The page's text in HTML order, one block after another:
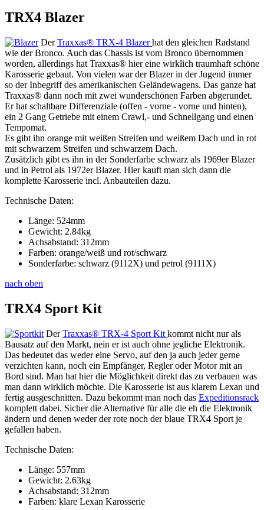
TRX4 Blazer
DerTraxxas® TRX-4 Blazerhat den gleichen Radstand
wie der Bronco. Auch das Chassis ist vom Bronco übernommen
worden, allerdings hat Traxxas® hier eine wirklich traumhaft schöne
Karosserie gebaut. Von vielen war der Blazer in der Jugend immer
so der Inbegriff des amerikanischen Geländewagens. Das ganze hat
Traxxas® dann noch mit zwei wunderschönen Farben abgerundet.
Er hat schaltbare Differenziale (offen - vorne - vorne und hinten),
ein 2 Gang Getriebe mit einem Crawl,- und Schnellgang und einen
Tempomat.
Es gibt ihn orange mit weißen Streifen und weißem Dach und in rot
mit schwarzem Streifen und schwarzem Dach.
Zusätzlich gibt es ihn in der Sonderfarbe schwarz als 1969er Blazer
und in Petrol als 1972er Blazer. Hier kauft man sich dann die
komplette Karosserie incl. Anbauteilen dazu.
Technische Daten:
Länge: 524mm
Gewicht: 2.84kg
Achsabstand: 312mm
Farben: orange/weiß und rot/schwarz
Sonderfarbe: schwarz (9112X) und petrol (9111X)
nach oben
TRX4 Sport Kit
DerTraxxas® TRX-4 Sport Kit kommt nicht nur als
Bausatz auf den Markt, nein er ist auch ohne jegliche Elektronik.
Das bedeutet das weder eine Servo, auf den ja auch jeder gerne
verzichten kann, noch ein Empfänger, Regler oder Motor mit an
Bord sind. Man hat hier die Möglichkeit direkt das zu verbauen was
man dann wirklich möchte. Die Karosserie ist aus klarem Lexan und
fertig ausgeschnitten. Dazu bekommt man noch das Expeditionsrack
komplett dabei. Sicher die Alternative für alle die eh die Elektronik
ändern und denen weder der rote noch der blaue TRX4 Sport je
gefallen haben.
Technische Daten:
Länge: 557mm
Gewicht: 2.63kg
Achsabstand: 312mm
Farben: klare Lexan Karosserie